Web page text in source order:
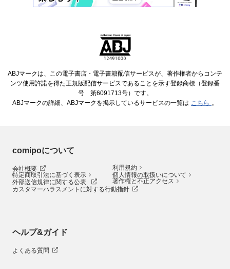
ABJマークは、この電子書店・電子書籍配信サービスが、著作権者からコンテ
ンツ使用許諾を得た正規版配信サービスであることを示す登録商標（登録番
号 第6091713号）です。
ABJマークの詳細、ABJマークを掲示しているサービスの一覧は こちら 。
comipoについて
会社概要
利用規約
特定商取引法に基づく表示
個人情報の取扱いについて
外部送信規律に関する公表
著作権と不正アクセス
カスタマーハラスメントに対する行動指針
ヘルプ&ガイド
よくある質問